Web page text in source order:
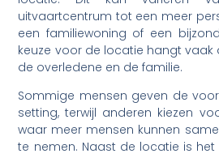
uitvaartcentrum tot een meer
een familiewoning of een
keuze voor de locatie hangt vaak
de overledene en de familie.
Sommige mensen geven de
setting, terwijl anderen kiezen
waar meer mensen kunnen
te nemen. Naast de locatie is